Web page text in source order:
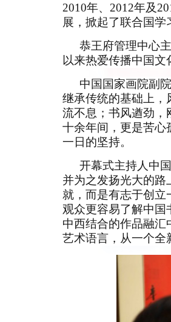
2010年、2012年及
展，掀起了联合国学
恭王府管理中心
以来热爱传播中国
中国国家画院副
继承传统的基础上，
流不息；书风遒劲，
十余年间，更是苦心
一日的坚持。
开幕式主持人中
并为之发扬光大的
就，而是有志于创
观众更容易了解中
中西结合的作品融
艺术语言，从一个全